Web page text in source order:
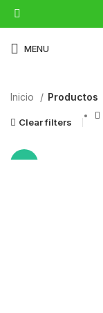
MENU
Inicio Productos
Clear filters